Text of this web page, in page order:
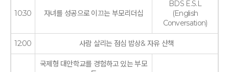
10:30 자녀를 성공으로 이끄는 부모리더십
BDS E.S.L
(English
Conversation)
12:00 사람 살리는 점심 밥상& 자유 산책
국제형 대안학교를 경험하고 있는 부모